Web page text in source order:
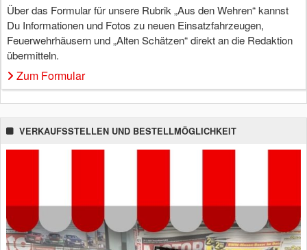
Über das Formular für unsere Rubrik „Aus den Wehren“ kannst
Du Informationen und Fotos zu neuen Einsatzfahrzeugen,
Feuerwehrhäusern und „Alten Schätzen“ direkt an die Redaktion
übermitteln.
Zum Formular
VERKAUFSSTELLEN UND BESTELLMÖGLICHKEIT